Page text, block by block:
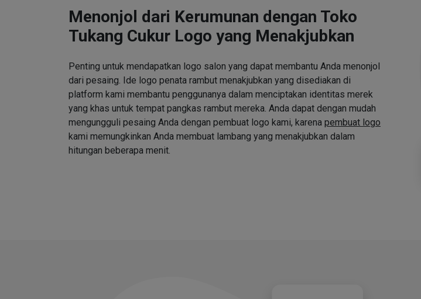
Menonjol dari Kerumunan dengan Toko
Tukang Cukur Logo yang Menakjubkan
Penting untuk mendapatkan logo salon yang dapat membantu Anda menonjol
dari pesaing. Ide logo penata rambut menakjubkan yang disediakan di
platform kami membantu penggunanya dalam menciptakan identitas merek
yang khas untuk tempat pangkas rambut mereka. Anda dapat dengan mudah
mengungguli pesaing Anda dengan pembuat logo kami, karena pembuat logo
kami memungkinkan Anda membuat lambang yang menakjubkan dalam
hitungan beberapa menit.